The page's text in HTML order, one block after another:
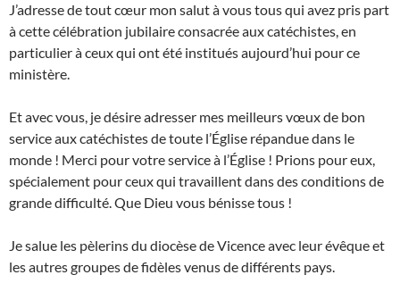
J’adresse de tout cœur mon salut à vous tous qui avez pris part
à cette célébration jubilaire consacrée aux catéchistes, en
particulier à ceux qui ont été institués aujourd’hui pour ce
ministère.
Et avec vous, je désire adresser mes meilleurs vœux de bon
service aux catéchistes de toute l’Église répandue dans le
monde ! Merci pour votre service à l’Église ! Prions pour eux,
spécialement pour ceux qui travaillent dans des conditions de
grande difficulté. Que Dieu vous bénisse tous !
Je salue les pèlerins du diocèse de Vicence avec leur évêque et
les autres groupes de fidèles venus de différents pays.